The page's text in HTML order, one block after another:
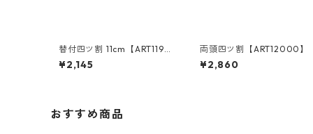
替付四ツ割 11cm【ART1190
0】
¥2,145
両頭四ツ割【ART12000】
¥2,860
おすすめ商品